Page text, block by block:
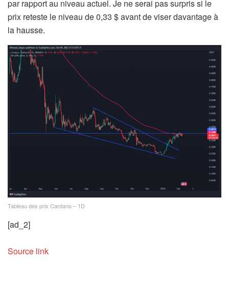
par rapport au niveau actuel. Je ne serai pas surpris si le
prix reteste le niveau de 0,33 $ avant de viser davantage à
la hausse.
Tableau des prix Cardano – 1D
[ad_2]
Source link